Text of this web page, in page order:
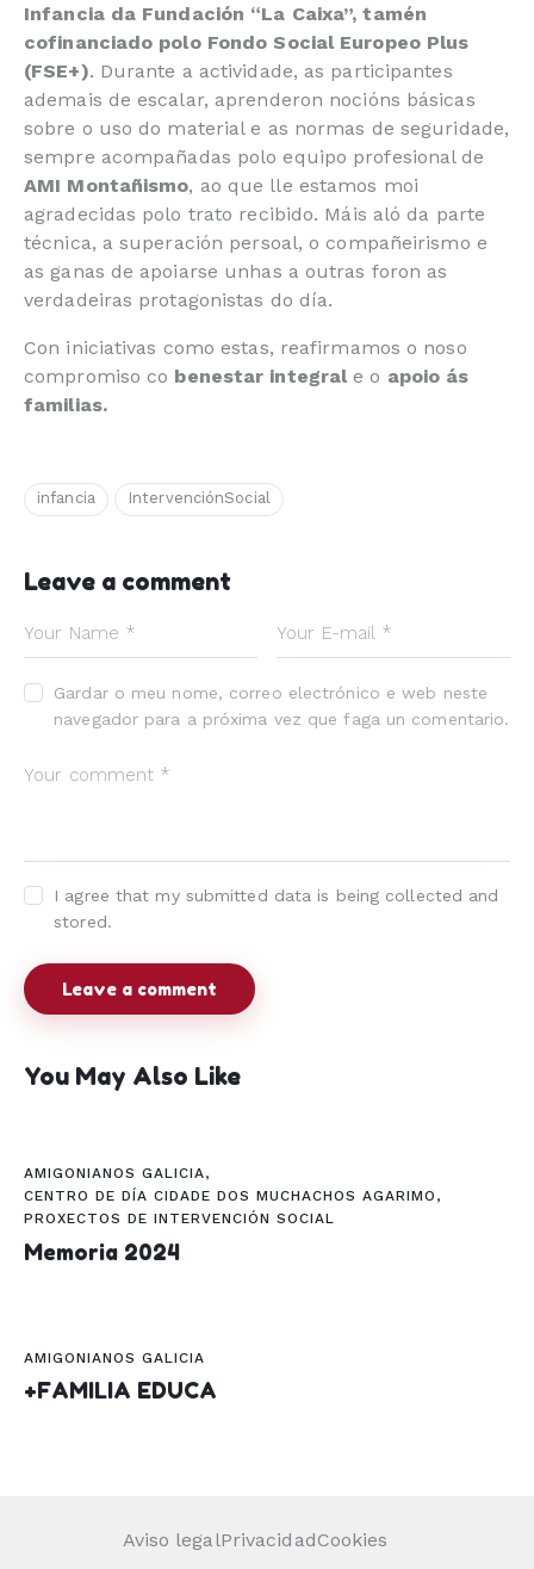
Infancia da Fundación “La Caixa”, tamén
cofinanciado polo Fondo Social Europeo Plus
(FSE+). Durante a actividade, as participantes
ademais de escalar, aprenderon nocións básicas
sobre o uso do material e as normas de seguridade,
sempre acompañadas polo equipo profesional de
AMI Montañismo, ao que lle estamos moi
agradecidas polo trato recibido. Máis aló da parte
técnica, a superación persoal, o compañeirismo e
as ganas de apoiarse unhas a outras foron as
verdadeiras protagonistas do día.
Con iniciativas como estas, reafirmamos o noso
compromiso co benestar integrale o apoio ás
familias.
infancia IntervenciónSocial
Leave a comment
Gardar o meu nome, correo electrónico e web neste
navegador para a próxima vez que faga un comentario.
I agree that my submitted data is being collected and
stored.
You May Also Like
AMIGONIANOS GALICIA,
CENTRO DE DÍA CIDADE DOS MUCHACHOS AGARIMO ,
PROXECTOS DE INTERVENCIÓN SOCIAL
Memoria 2024
AMIGONIANOS GALICIA
+FAMILIA EDUCA
Aviso legalPrivacidadCookies